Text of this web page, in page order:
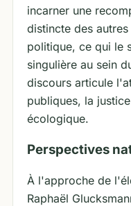
incarner une
distincte des
politique, ce qui le
singulière au sein
discours articule
publiques, la
écologique.
Perspectives
À l'approche de
Raphaël